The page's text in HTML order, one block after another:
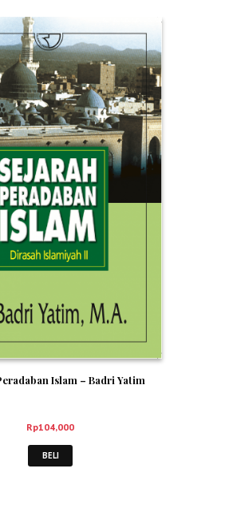
Islam – Badri Yatim
Rp104,000
BELI